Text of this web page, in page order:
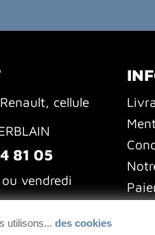
cellule
81 05
vendredi
utilisons... des cookies